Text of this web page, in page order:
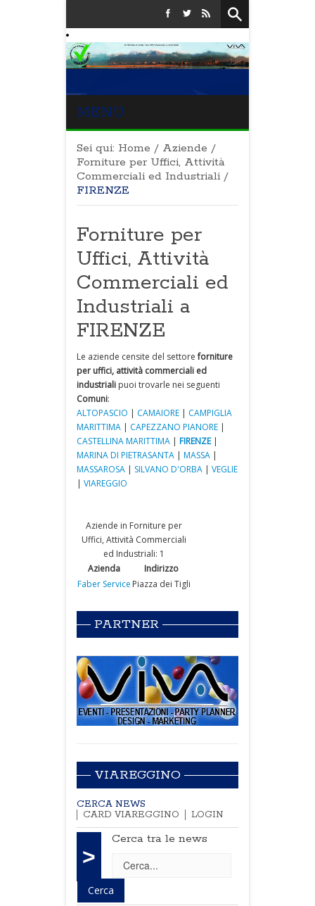
MENU
Sei qui: Home / Aziende /
Forniture per Uffici, Attività
Commerciali ed Industriali /
FIRENZE
Forniture per
Uffici, Attività
Commerciali ed
Industriali a
FIRENZE
Le aziende censite del settoreforniture
per uffici, attività commerciali ed
industriali puoi trovarle nei seguenti
Comuni:
ALTOPASCIO | CAMAIORE | CAMPIGLIA
MARITTIMA | CAPEZZANO PIANORE |
CASTELLINA MARITTIMA | FIRENZE|
MARINA DI PIETRASANTA | MASSA |
MASSAROSA | SILVANO D'ORBA | VEGLIE
| VIAREGGIO
Aziende in Forniture per
Uffici, Attività Commerciali
ed Industriali: 1
Azienda
Indirizzo
Faber Service Piazza dei Tigli
PARTNER
VIAREGGINO
CERCA NEWS
CARD VIAREGGINO
LOGIN
>
Cerca tra le news